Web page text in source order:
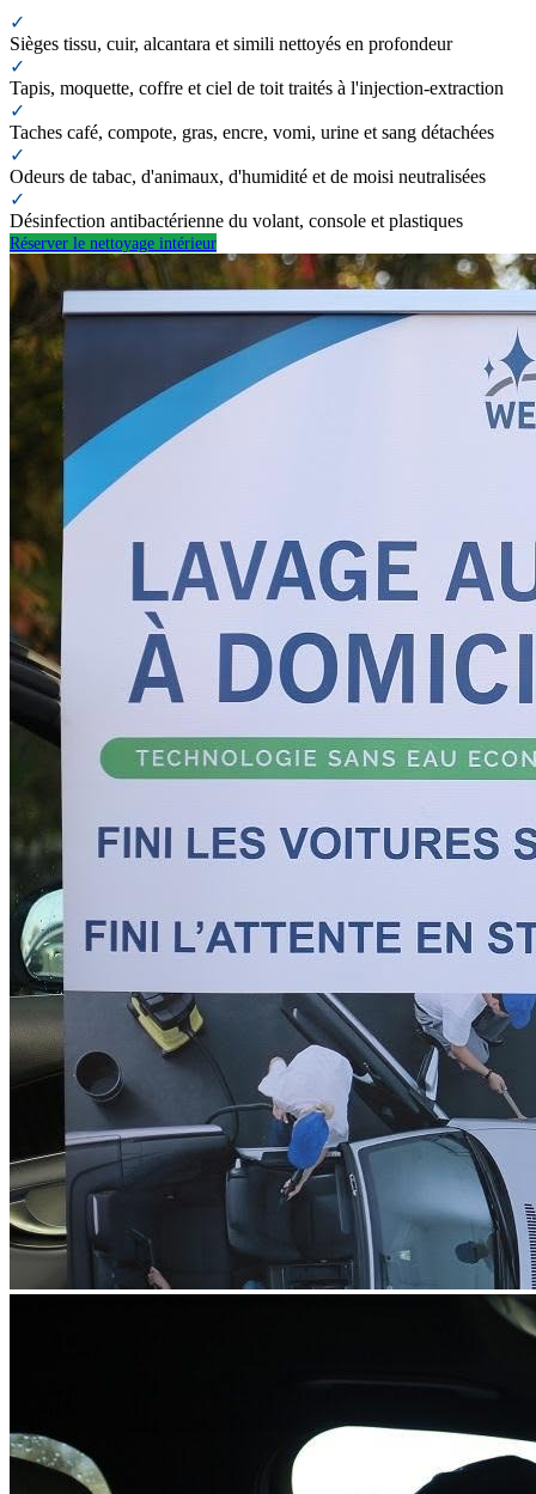
✓
Sièges tissu, cuir, alcantara et simili nettoyés en profondeur
✓
Tapis, moquette, coffre et ciel de toit traités à l'injection-extraction
✓
Taches café, compote, gras, encre, vomi, urine et sang détachées
✓
Odeurs de tabac, d'animaux, d'humidité et de moisi neutralisées
✓
Désinfection antibactérienne du volant, console et plastiques
Réserver le nettoyage intérieur